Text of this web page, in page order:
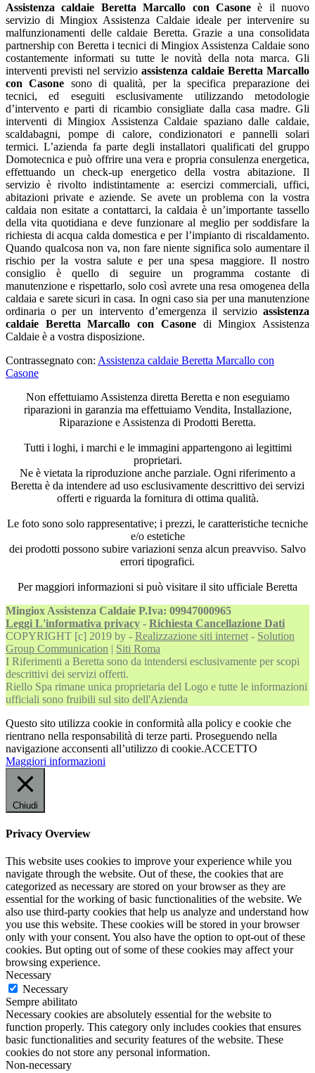
Assistenza caldaie Beretta Marcallo con Casoneè il nuovo
servizio di Mingiox Assistenza Caldaie ideale per intervenire su
malfunzionamenti delle caldaie Beretta. Grazie a una consolidata
partnership con Beretta i tecnici di Mingiox Assistenza Caldaie sono
costantemente informati su tutte le novità della nota marca. Gli
interventi previsti nel servizio assistenza caldaie Beretta Marcallo
con Casone sono di qualità, per la specifica preparazione dei
tecnici, ed eseguiti esclusivamente utilizzando metodologie
d’intervento e parti di ricambio consigliate dalla casa madre. Gli
interventi di Mingiox Assistenza Caldaie spaziano dalle caldaie,
scaldabagni, pompe di calore, condizionatori e pannelli solari
termici. L’azienda fa parte degli installatori qualificati del gruppo
Domotecnica e può offrire una vera e propria consulenza energetica,
effettuando un check-up energetico della vostra abitazione. Il
servizio è rivolto indistintamente a: esercizi commerciali, uffici,
abitazioni private e aziende. Se avete un problema con la vostra
caldaia non esitate a contattarci, la caldaia è un’importante tassello
della vita quotidiana e deve funzionare al meglio per soddisfare la
richiesta di acqua calda domestica e per l’impianto di riscaldamento.
Quando qualcosa non va, non fare niente significa solo aumentare il
rischio per la vostra salute e per una spesa maggiore. Il nostro
consiglio è quello di seguire un programma costante di
manutenzione e rispettarlo, solo così avrete una resa omogenea della
caldaia e sarete sicuri in casa. In ogni caso sia per una manutenzione
ordinaria o per un intervento d’emergenza il servizio assistenza
caldaie Beretta Marcallo con Casonedi Mingiox Assistenza
Caldaie è a vostra disposizione.
Contrassegnato con: Assistenza caldaie Beretta Marcallo con
Casone
Non effettuiamo Assistenza diretta Beretta e non eseguiamo
riparazioni in garanzia ma effettuiamo Vendita, Installazione,
Riparazione e Assistenza di Prodotti Beretta.
Tutti i loghi, i marchi e le immagini appartengono ai legittimi
proprietari.
Ne è vietata la riproduzione anche parziale. Ogni riferimento a
Beretta è da intendere ad uso esclusivamente descrittivo dei servizi
offerti e riguarda la fornitura di ottima qualità.
Le foto sono solo rappresentative; i prezzi, le caratteristiche tecniche
e/o estetiche
dei prodotti possono subire variazioni senza alcun preavviso. Salvo
errori tipografici.
Per maggiori informazioni si può visitare il sito ufficiale Beretta
Mingiox Assistenza Caldaie P.Iva: 09947000965
Leggi L'informativa privacy - Richiesta Cancellazione Dati
COPYRIGHT [c] 2019 by - Realizzazione siti internet - Solution
Group Communication | Siti Roma
I Riferimenti a Beretta sono da intendersi esclusivamente per scopi
descrittivi dei servizi offerti.
Riello Spa rimane unica proprietaria del Logo e tutte le informazioni
ufficiali sono fruibili sul sito dell'Azienda
Questo sito utilizza cookie in conformità alla policy e cookie che
rientrano nella responsabilità di terze parti. Proseguendo nella
navigazione acconsenti all’utilizzo di cookie.ACCETTO
Maggiori informazioni
Chiudi
Privacy Overview
This website uses cookies to improve your experience while you
navigate through the website. Out of these, the cookies that are
categorized as necessary are stored on your browser as they are
essential for the working of basic functionalities of the website. We
also use third-party cookies that help us analyze and understand how
you use this website. These cookies will be stored in your browser
only with your consent. You also have the option to opt-out of these
cookies. But opting out of some of these cookies may affect your
browsing experience.
Necessary
Necessary
Sempre abilitato
Necessary cookies are absolutely essential for the website to
function properly. This category only includes cookies that ensures
basic functionalities and security features of the website. These
cookies do not store any personal information.
Non-necessary